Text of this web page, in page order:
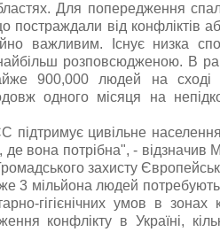
Для попередження
постраждали від конфліктів
важливим. Існує низка
розповсюдженою. В
900,000 людей на
одного місяця на
підтримує цивільне
де вона потрібна", -
захисту
3 мільйона людей потребують
гігієнічних умов в зонах
конфлікту в Україні,